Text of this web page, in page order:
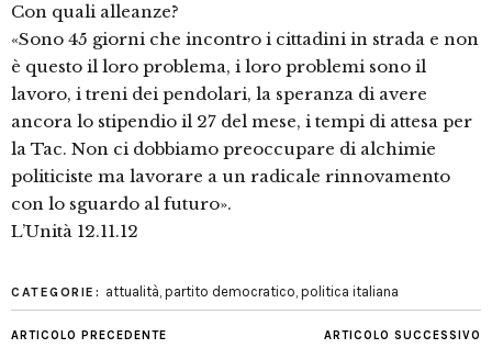
Con quali alleanze?
«Sono 45 giorni che incontro i cittadini in strada e non
è questo il loro problema, i loro problemi sono il
lavoro, i treni dei pendolari, la speranza di avere
ancora lo stipendio il 27 del mese, i tempi di attesa per
la Tac. Non ci dobbiamo preoccupare di alchimie
politiciste ma lavorare a un radicale rinnovamento
con lo sguardo al futuro».
L’Unità 12.11.12
CATEGORIE: attualità, partito democratico, politica italiana
ARTICOLO PRECEDENTE ARTICOLO SUCCESSIVO